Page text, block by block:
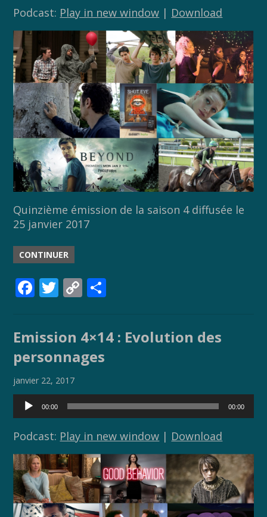
Podcast: Play in new window | Download
Quinzième émission de la saison 4 diffusée le
25 janvier 2017
CONTINUER
F
e
b
o
o
k
T
er
C
p
y
Li
k
ta
g
Emission 4×14 : Evolution des
personnages
janvier 22, 2017
Lecteur
audio
00:00 00:00
Podcast: Play in new window | Download